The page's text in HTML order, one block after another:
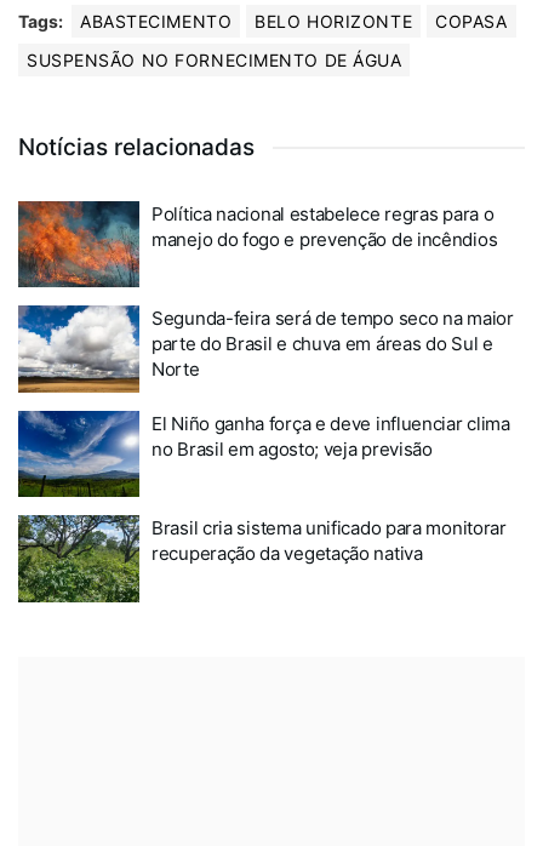
Tags: ABASTECIMENTO BELO HORIZONTE
COPASA
SUSPENSÃO NO FORNECIMENTO DE ÁGUA
Notícias relacionadas
Política nacional estabelece regras para o
manejo do fogo e prevenção de incêndios
Segunda-feira será de tempo seco na maior
parte do Brasil e chuva em áreas do Sul e
Norte
El Niño ganha força e deve influenciar clima
no Brasil em agosto; veja previsão
Brasil cria sistema unificado para monitorar
recuperação da vegetação nativa